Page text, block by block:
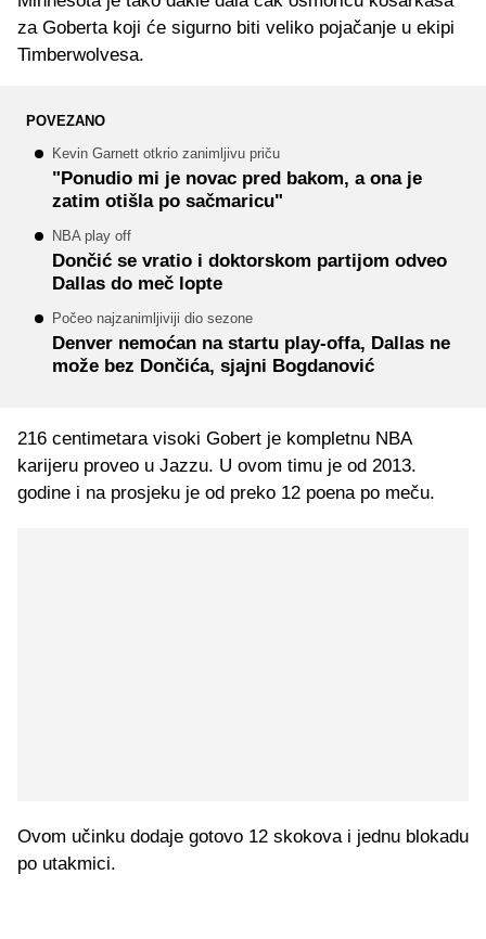
za Goberta koji će sigurno biti veliko pojačanje u ekipi
Timberwolvesa.
POVEZANO
Kevin Garnett otkrio zanimljivu priču
"Ponudio mi je novac pred bakom, a ona je
zatim otišla po sačmaricu"
NBA play off
Dončić se vratio i doktorskom partijom odveo
Dallas do meč lopte
Počeo najzanimljiviji dio sezone
Denver nemoćan na startu play-offa, Dallas ne
može bez Dončića, sjajni Bogdanović
216 centimetara visoki Gobert je kompletnu NBA
karijeru proveo u Jazzu. U ovom timu je od 2013.
godine i na prosjeku je od preko 12 poena po meču.
Ovom učinku dodaje gotovo 12 skokova i jednu blokadu
po utakmici.